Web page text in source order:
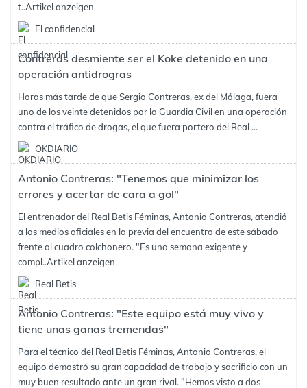
t..Artikel anzeigen
El confidencial
Contreras desmiente ser el Koke detenido en una
operación antidrogras
Horas más tarde de que Sergio Contreras, ex del Málaga, fuera
uno de los veinte detenidos por la Guardia Civil en una operación
contra el tráfico de drogas, el que fuera portero del Real ...
OKDIARIO
Antonio Contreras: "Tenemos que minimizar los
errores y acertar de cara a gol"
El entrenador del Real Betis Féminas, Antonio Contreras, atendió
a los medios oficiales en la previa del encuentro de este sábado
frente al cuadro colchonero. "Es una semana exigente y
compl..Artikel anzeigen
Real Betis
Antonio Contreras: "Este equipo está muy vivo y
tiene unas ganas tremendas"
Para el técnico del Real Betis Féminas, Antonio Contreras, el
equipo demostró su gran capacidad de trabajo y sacrificio con un
muy buen resultado ante un gran rival. "Hemos visto a dos